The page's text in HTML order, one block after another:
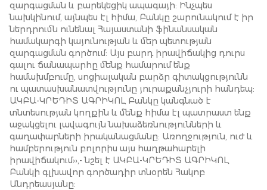
զարգացման և բարեկեցիկ ապագայի: Ինչպես
նախկինում, այնպես էլ հիմա, Բանկը շարունակում է իր
ներդրումն ունենալ Հայաստանի ֆինանսական
համակարգի կայունության և մեր պետության
զարգացման գործում: Այս բարդ իրավիճակից դուրս
գալու ճանապարհը մենք համարում ենք
համախմբումը, սոցիալական բարձր գիտակցությունն
ու պատասխանատվությունը յուրաքանչյուրի հանդեպ:
ԱԿԲԱ-ԿՐԵԴԻՏ ԱԳՐԻԿՈԼ Բանկը կանգնած է
տնտեսության կողքին և մենք հիմա էլ պատրաստ ենք
աջակցելու լավագույն նախաձեռնությունների և
գաղափարների իրականացմանը: Առողջություն, ուժ և
համբերություն բոլորիս այս հաղթահարելի
իրավիճակում››,- նշել է ԱԿԲԱ-ԿՐԵԴԻՏ ԱԳՐԻԿՈԼ
Բանկի գլխավոր գործադիր տնօրեն Հակոբ
Անդրեասյանը: